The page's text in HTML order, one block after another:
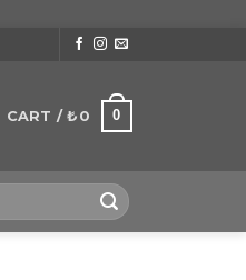
CART /₺ 0 0